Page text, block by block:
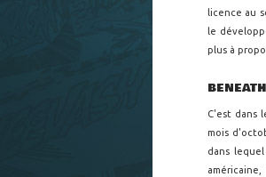
licence au
le
plus à
C'est dans
mois
dans lequel